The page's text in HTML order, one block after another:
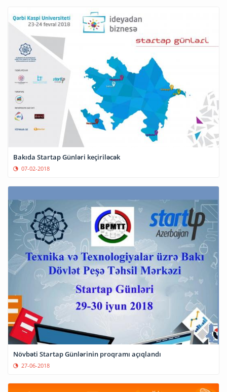
Bakıda Startap Günləri keçiriləcək
07-02-2018
Növbəti Startap Günlərinin proqramı açıqlandı
27-06-2018